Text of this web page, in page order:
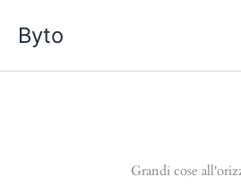
contenuto
Byto
Grandi cose